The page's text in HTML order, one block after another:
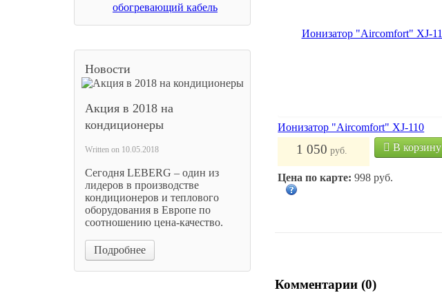
Ионизатор "Aircomfort" XJ-110
1 050 руб. В корзину
Цена по карте: 998 руб.
Комментарии (0)
обогревающий кабель
Новости
Акция в 2018 на
кондиционеры
Written on 10.05.2018
Сегодня LEBERG – один из
лидеров в производстве
кондиционеров и теплового
оборудования в Европе по
соотношению цена-качество.
Подробнее